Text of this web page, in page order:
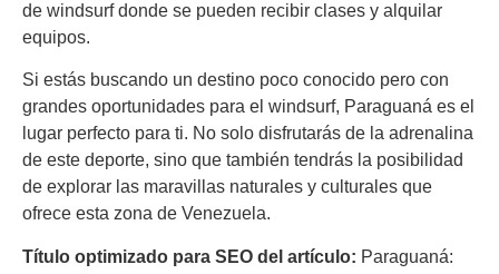
de windsurf donde se pueden recibir clases y alquilar
equipos.
Si estás buscando un destino poco conocido pero con
grandes oportunidades para el windsurf, Paraguaná es el
lugar perfecto para ti. No solo disfrutarás de la adrenalina
de este deporte, sino que también tendrás la posibilidad
de explorar las maravillas naturales y culturales que
ofrece esta zona de Venezuela.
Título optimizado para SEO del artículo: Paraguaná: